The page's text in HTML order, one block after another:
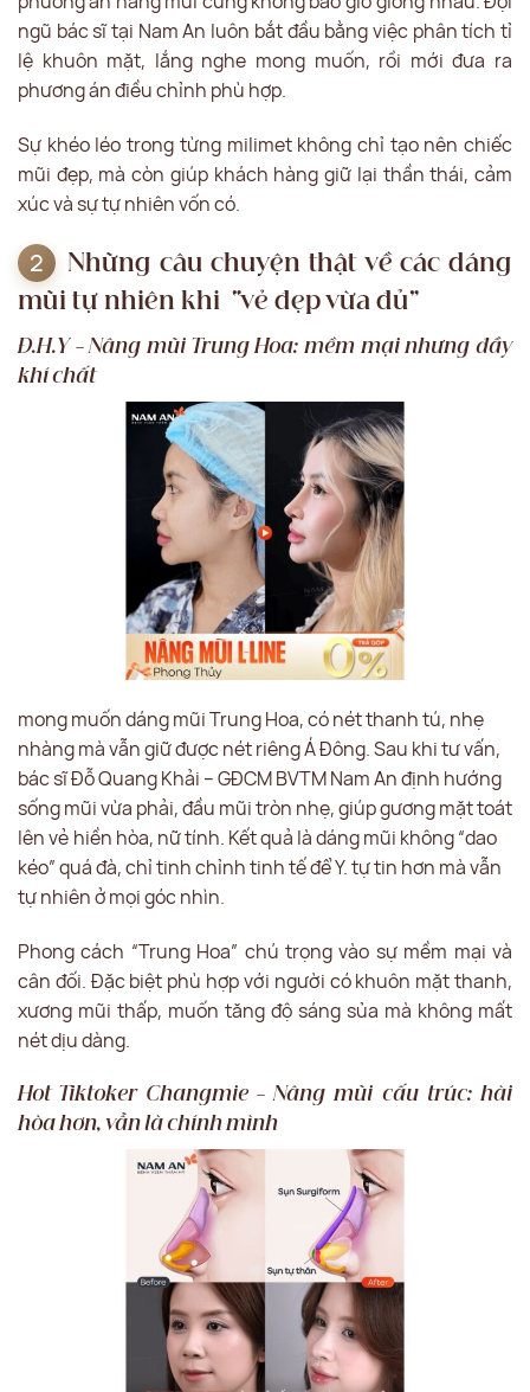
ngũ bác sĩ tại Nam An luôn bắt đầu bằng việc phân tích tỉ
lệ khuôn mặt, lắng nghe mong muốn, rồi mới đưa ra
phương án điều chỉnh phù hợp.
Sự khéo léo trong từng milimet không chỉ tạo nên chiếc
mũi đẹp, mà còn giúp khách hàng giữ lại thần thái, cảm
xúc và sự tự nhiên vốn có.
Những câu chuyện thật về các dáng
mũi tự nhiên khi “vẻ đẹp vừa đủ”
Đ.H.Y – Nâng mũi Trung Hoa: mềm mại nhưng đầy
khí chất
mong muốn dáng mũi Trung Hoa, có nét thanh tú, nhẹ
nhàng mà vẫn giữ được nét riêng Á Đông. Sau khi tư vấn,
bác sĩ Đỗ Quang Khải – GĐCM BVTM Nam An định hướng
sống mũi vừa phải, đầu mũi tròn nhẹ, giúp gương mặt toát
lên vẻ hiền hòa, nữ tính. Kết quả là dáng mũi không “dao
kéo” quá đà, chỉ tinh chỉnh tinh tế để Y. tự tin hơn mà vẫn
tự nhiên ở mọi góc nhìn.
Phong cách “Trung Hoa” chú trọng vào sự mềm mại và
cân đối. Đặc biệt phù hợp với người có khuôn mặt thanh,
xương mũi thấp, muốn tăng độ sáng sủa mà không mất
nét dịu dàng.
Hot Tiktoker Changmie – Nâng mũi cấu trúc: hài
hòa hơn, vẫn là chính mình